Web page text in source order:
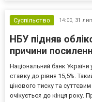
Суспільство 14:00, 31
НБУ підняв
причини
Національний банк
ставку до рівня 15,5%.
цінового тиску та
очікується до кінця року.